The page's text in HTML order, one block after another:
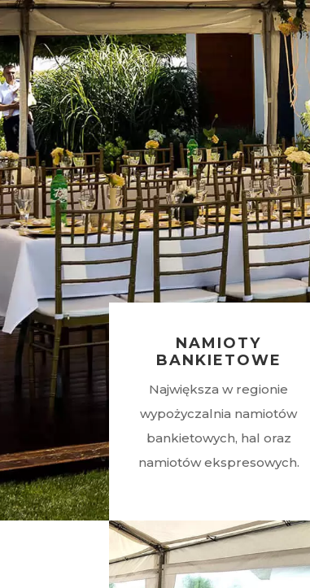
NAMIOTY
BANKIETOWE
Największa w regionie
wypożyczalnia namiotów
bankietowych, hal oraz
namiotów ekspresowych.